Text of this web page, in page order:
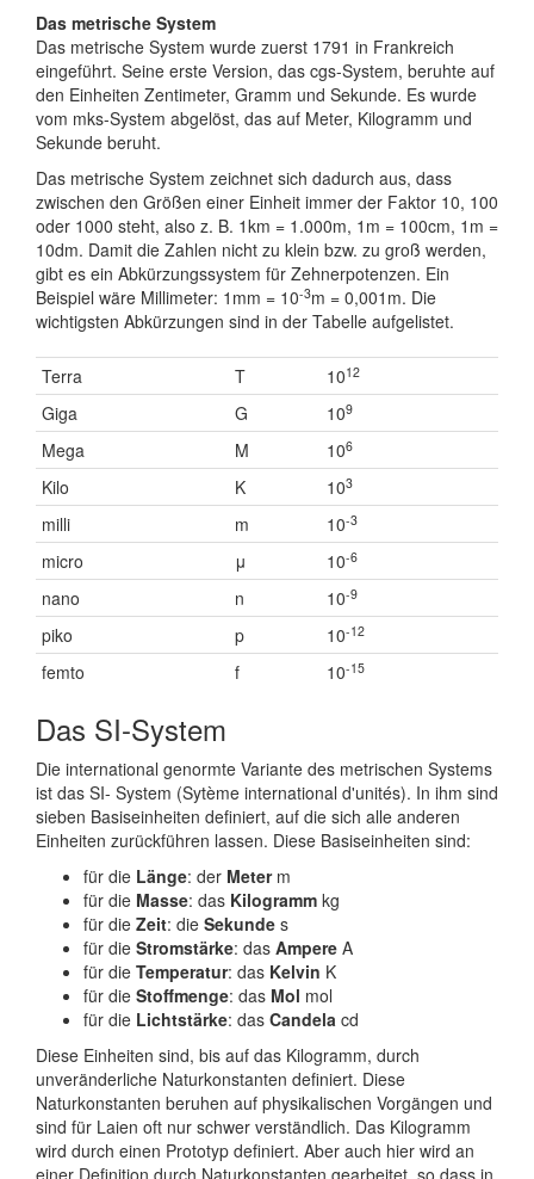
Das metrische System
Das metrische System wurde zuerst 1791 in Frankreich
eingeführt. Seine erste Version, das cgs-System, beruhte auf
den Einheiten Zentimeter, Gramm und Sekunde. Es wurde
vom mks-System abgelöst, das auf Meter, Kilogramm und
Sekunde beruht.
Das metrische System zeichnet sich dadurch aus, dass
zwischen den Größen einer Einheit immer der Faktor 10, 100
oder 1000 steht, also z. B. 1km = 1.000m, 1m = 100cm, 1m =
10dm. Damit die Zahlen nicht zu klein bzw. zu groß werden,
gibt es ein Abkürzungssystem für Zehnerpotenzen. Ein
Beispiel wäre Millimeter: 1mm = 10-3m = 0,001m. Die
wichtigsten Abkürzungen sind in der Tabelle aufgelistet.
Terra T 1012
Giga G 109
Mega M 106
Kilo K 103
milli m 10-3
micro μ 10-6
nano n 10-9
piko p 10-12
femto f 10-15
Das SI-System
Die international genormte Variante des metrischen Systems
ist das SI- System (Sytème international d'unités). In ihm sind
sieben Basiseinheiten definiert, auf die sich alle anderen
Einheiten zurückführen lassen. Diese Basiseinheiten sind:
für die Länge: der Meterm
für die Masse: das Kilogramm kg
für die Zeit: die Sekunde s
für die Stromstärke: das Ampere A
für die Temperatur: das Kelvin K
für die Stoffmenge: das Mol mol
für die Lichtstärke: das Candela cd
Diese Einheiten sind, bis auf das Kilogramm, durch
unveränderliche Naturkonstanten definiert. Diese
Naturkonstanten beruhen auf physikalischen Vorgängen und
sind für Laien oft nur schwer verständlich. Das Kilogramm
wird durch einen Prototyp definiert. Aber auch hier wird an
einer Definition durch Naturkonstanten gearbeitet, so dass in